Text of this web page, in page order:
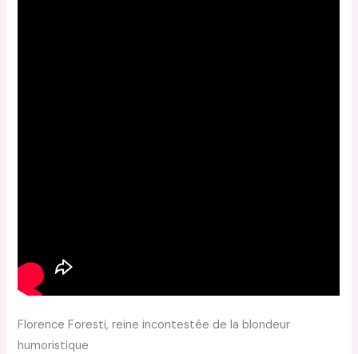
Florence Foresti, reine incontestée de la blondeur
humoristique